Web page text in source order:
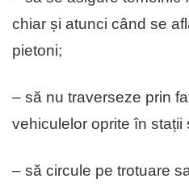
chiar și atunci când se
pietoni;
– să nu traverseze prin
vehiculelor oprite în stații
– să circule pe trotuare